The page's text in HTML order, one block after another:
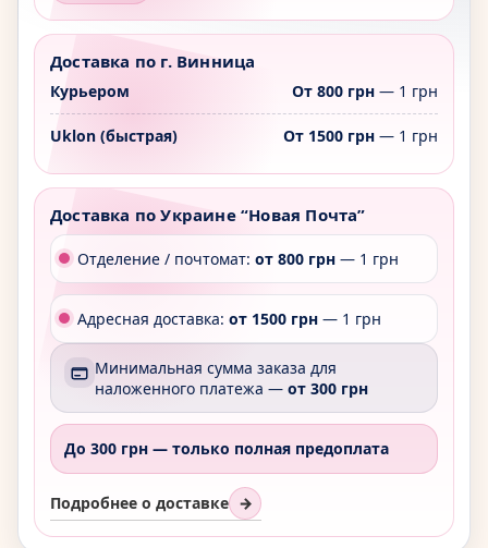
Доставка по г. Винница
Курьером От 800 грн— 1 грн
Uklon (быстрая) От 1500 грн— 1 грн
Доставка по Украине “Новая Почта”
Отделение / почтомат: от 800 грн — 1 грн
Адресная доставка: от 1500 грн — 1 грн
Минимальная сумма заказа для
наложенного платежа — от 300 грн
До 300 грн — только полная предоплата
Подробнее о доставке →